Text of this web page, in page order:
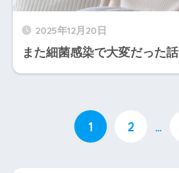
2025年12月20日
また細菌感染で大変だった話
1 2 …